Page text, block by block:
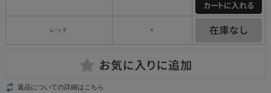
レッド ×
返品についての詳細はこちら